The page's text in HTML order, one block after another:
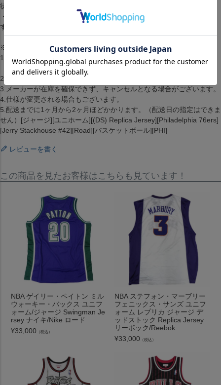
状態についてはメールやお電話でお気軽にお問い合わせください。
・商品写真はモニターの影響で色の変化が感じられる場合がございま
す。
※取り寄せ注文規約※
1.2点以上のお買い上げの場合準備ができた商品から順に発送します。
（配送料・手数料は初回発送分のみご請求）
2.お客様都合によるキャンセル・返品はできません。
3.メーカーが在庫を確保できず、キャンセルとなる場合がございます。
4.仕様が変更される場合もございます。
5.配送までに1ヶ月から2ヶ月ほどかかります。（配送日の指定はできま
せん）[ジャージ][ユニホーム][(DS) Replica Jersey][Philadelphia 76ers]
[Jerry Stackhouse #42][Road][バスケットボール][PHI]
レビューを書く
この商品を見たお客様はこちらも見ています！
NBA ゲイリー・ペイトン ミル
ウォーキー・バックス ユニフ
ォーム/ジャージ Swingman Je
rsey ナイキ/Nike ロード
¥33,000 （税込）
NBA ステフォン・マーブリー
フェニックス・サンズ ユニフ
ォーム レプリカ ジャージ デ
ッドストック Replica Jersey
リーボック/Reebok
¥33,000 （税込）